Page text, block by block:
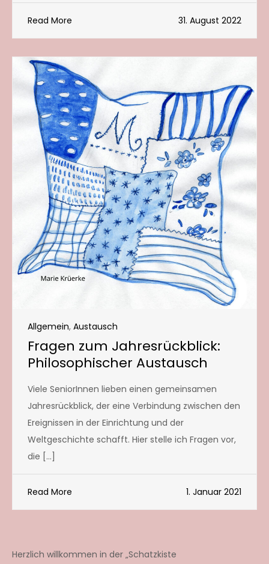
Read More 31. August 2022
Allgemein, Austausch
Fragen zum Jahresrückblick:
Philosophischer Austausch
Viele SeniorInnen lieben einen gemeinsamen
Jahresrückblick, der eine Verbindung zwischen den
Ereignissen in der Einrichtung und der
Weltgeschichte schafft. Hier stelle ich Fragen vor,
die […]
Read More 1. Januar 2021
Herzlich willkommen in der „Schatzkiste